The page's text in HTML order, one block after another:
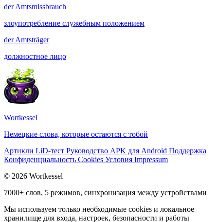
derAmtsmissbrauch
злоупотребление служебным положением
derAmtsträger
должностное лицо
Wortkessel
Немецкие слова, которые остаются с тобой
Артикли LiD-тест Руководство APK для Android Поддержка
Конфиденциальность Cookies Условия Impressum
© 2026 Wortkessel
7000+ слов, 5 режимов, синхронизация между устройствами
Мы используем только необходимые cookies и локальное
хранилище для входа, настроек, безопасности и работы